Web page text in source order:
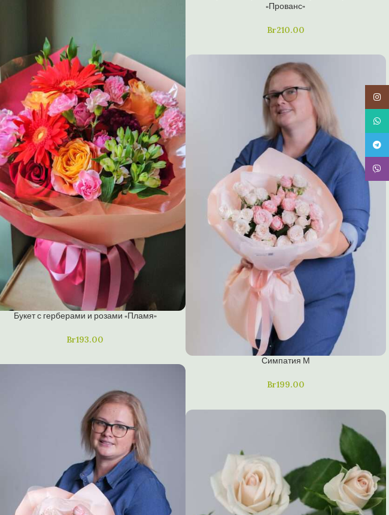
«Прованс»
Br210.00
Букет с герберами и розами «Пламя»
Br193.00
Симпатия М
Br199.00
Viber